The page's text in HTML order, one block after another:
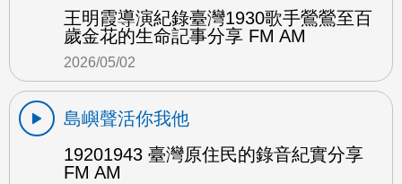
王明霞導演紀錄臺灣1930歌手鶯鶯至百
歲金花的生命記事分享 FM AM
2026/05/02
島嶼聲活你我他
19201943 臺灣原住民的錄音紀實分享
FM AM